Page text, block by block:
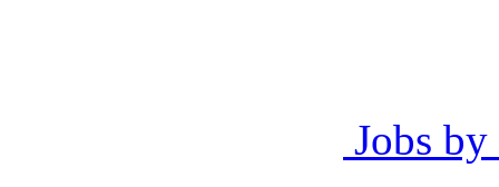
Jobs by